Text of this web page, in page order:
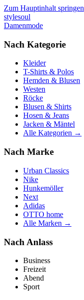
Zum Hauptinhalt springen
stylesoul
Damenmode
Nach Kategorie
Kleider
T-Shirts & Polos
Hemden & Blusen
Westen
Röcke
Blusen & Shirts
Hosen & Jeans
Jacken & Mäntel
Alle Kategorien →
Nach Marke
Urban Classics
Nike
Hunkemöller
Next
Adidas
OTTO home
Alle Marken →
Nach Anlass
Business
Freizeit
Abend
Sport